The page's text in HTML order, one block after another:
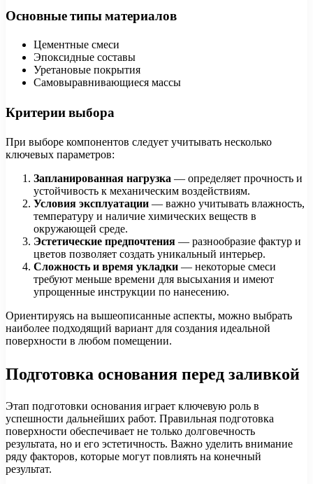
Основные типы материалов
Цементные смеси
Эпоксидные составы
Уретановые покрытия
Самовыравнивающиеся массы
Критерии выбора
При выборе компонентов следует учитывать несколько
ключевых параметров:
Запланированная нагрузка — определяет прочность и
устойчивость к механическим воздействиям.
Условия эксплуатации — важно учитывать влажность,
температуру и наличие химических веществ в
окружающей среде.
Эстетические предпочтения — разнообразие фактур и
цветов позволяет создать уникальный интерьер.
Сложность и время укладки — некоторые смеси
требуют меньше времени для высыхания и имеют
упрощенные инструкции по нанесению.
Ориентируясь на вышеописанные аспекты, можно выбрать
наиболее подходящий вариант для создания идеальной
поверхности в любом помещении.
Подготовка основания перед заливкой
Этап подготовки основания играет ключевую роль в
успешности дальнейших работ. Правильная подготовка
поверхности обеспечивает не только долговечность
результата, но и его эстетичность. Важно уделить внимание
ряду факторов, которые могут повлиять на конечный
результат.